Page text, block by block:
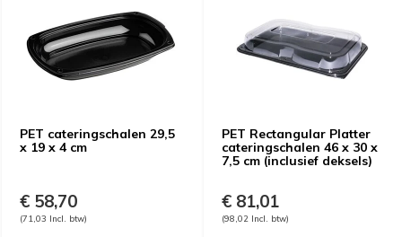
PET cateringschalen 29,5
x 19 x 4 cm
€ 58,70
(71,03 Incl. btw)
PET Rectangular Platter
cateringschalen 46 x 30 x
7,5 cm (inclusief deksels)
€ 81,01
(98,02 Incl. btw)